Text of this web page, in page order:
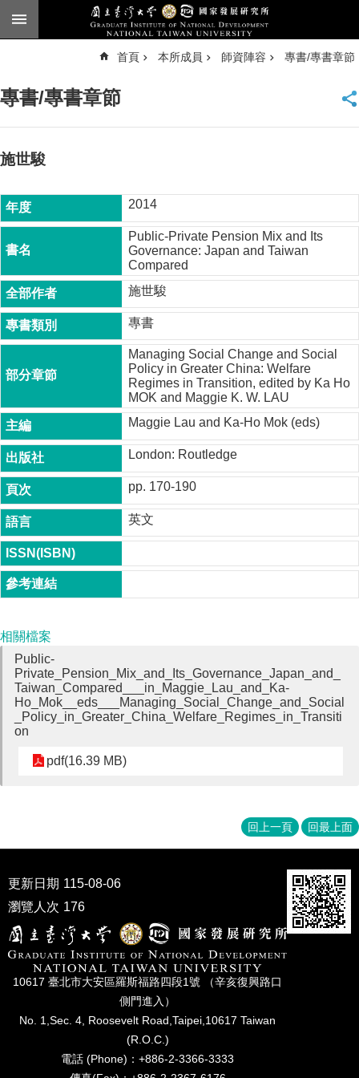
跳到主要內容區塊
臺
頁
公
告
本
所
簡
介
本
成
博
士
班
碩
士
班
在
職
專
班
術
研
究
國
家
專
區
所
學
首頁 本所成員 師資陣容 專書/專書章節
專書/專書章節
施世駿
2014
Public-Private Pension Mix and Its
Governance: Japan and Taiwan
Compared
施世駿
專書
Managing Social Change and Social
Policy in Greater China: Welfare
Regimes in Transition, edited by Ka Ho
MOK and Maggie K. W. LAU
Maggie Lau and Ka-Ho Mok (eds)
London: Routledge
pp. 170-190
英文
相關檔案
Public-
Private_Pension_Mix_and_Its_Governance_Japan_and_
Taiwan_Compared___in_Maggie_Lau_and_Ka-
Ho_Mok__eds___Managing_Social_Change_and_Social
_Policy_in_Greater_China_Welfare_Regimes_in_Transiti
on
pdf(16.39 MB)
回上一頁 回最上面
更新日期 115-08-06
瀏覽人次 176
10617 臺北市⼤安區羅斯福路四段1號 （辛亥復興路⼝
側⾨進入）
No. 1,Sec. 4, Roosevelt Road,Taipei,10617 Taiwan
(R.O.C.)
電話 (Phone)：+886-2-3366-3333